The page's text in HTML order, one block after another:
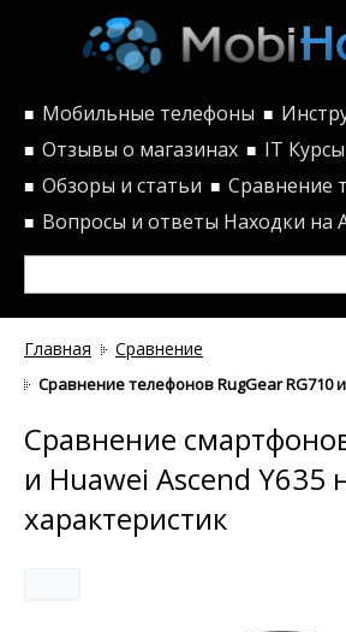
■ Мобильные телефоны ■
■ Отзывы о магазинах ■ IT Курсы
■ Обзоры и статьи ■ Сравнение
■ Вопросы и ответы Находки на
Главная Сравнение
Сравнение телефонов RugGear RG710
Сравнение
и Huawei Ascend Y635
характеристик